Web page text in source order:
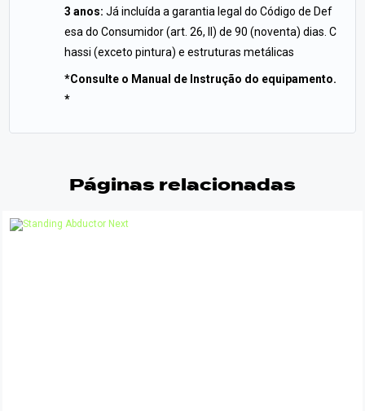
3 anos: Já incluída a garantia legal do Código de Def
esa do Consumidor (art. 26, II) de 90 (noventa) dias. C
hassi (exceto pintura) e estruturas metálicas
*Consulte o Manual de Instrução do equipamento.
*
Páginas relacionadas